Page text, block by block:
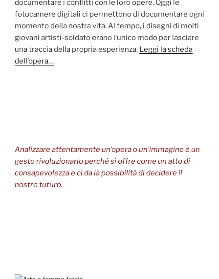
documentare i conflitti con le loro opere. Oggi le
fotocamere digitali ci permettono di documentare ogni
momento della nostra vita. Al tempo, i disegni di molti
giovani artisti-soldato erano l’unico modo per lasciare
una traccia della propria esperienza. Leggi la scheda
dell’opera…
Analizzare attentamente un’opera o un’immagine è un
gesto rivoluzionario perché si offre come un atto di
consapevolezza e ci da la possibilità di decidere il
nostro futuro.